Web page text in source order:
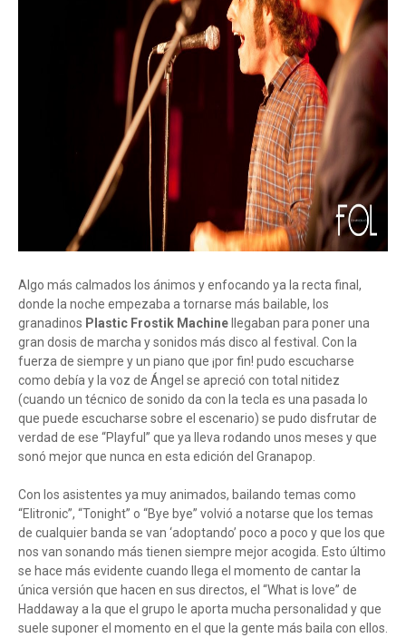
Algo más calmados los ánimos y enfocando ya la recta final,
donde la noche empezaba a tornarse más bailable, los
granadinos Plastic Frostik Machine llegaban para poner una
gran dosis de marcha y sonidos más disco al festival. Con la
fuerza de siempre y un piano que ¡por fin! pudo escucharse
como debía y la voz de Ángel se apreció con total nitidez
(cuando un técnico de sonido da con la tecla es una pasada lo
que puede escucharse sobre el escenario) se pudo disfrutar de
verdad de ese “Playful” que ya lleva rodando unos meses y que
sonó mejor que nunca en esta edición del Granapop.
Con los asistentes ya muy animados, bailando temas como
“Elitronic”, “Tonight” o “Bye bye” volvió a notarse que los temas
de cualquier banda se van ‘adoptando’ poco a poco y que los que
nos van sonando más tienen siempre mejor acogida. Esto último
se hace más evidente cuando llega el momento de cantar la
única versión que hacen en sus directos, el “What is love” de
Haddaway a la que el grupo le aporta mucha personalidad y que
suele suponer el momento en el que la gente más baila con ellos.